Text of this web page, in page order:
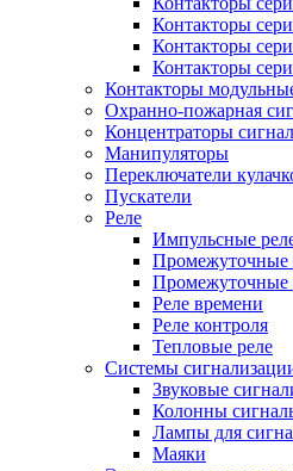
Контакторы
Контакторы
Контакторы
Контакторы
Охранно-пожарная
Концентраторы
Манипуляторы
Переключатели
Пускатели
Реле
Импульсные
Промежуточные
Промежуточные
Реле времени
Реле контроля
Тепловые реле
Системы
Звуковые
Колонны
Лампы для
Маяки